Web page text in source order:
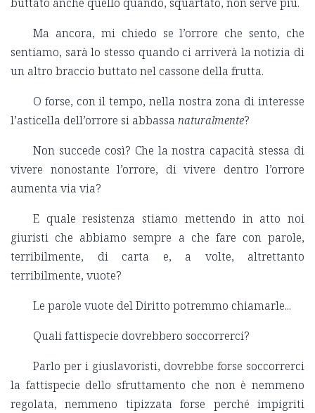
Ma ancora, mi chiedo se l’orrore che sento, che
sentiamo, sarà lo stesso quando ci arriverà la notizia di
un altro braccio buttato nel cassone della frutta.
O forse, con il tempo, nella nostra zona di interesse
l’asticella dell’orrore si abbassa naturalmente?
Non succede così? Che la nostra capacità stessa di
vivere nonostante l’orrore, di vivere dentro l’orrore
aumenta via via?
E quale resistenza stiamo mettendo in atto noi
giuristi che abbiamo sempre a che fare con parole,
terribilmente, di carta e, a volte, altrettanto
terribilmente, vuote?
Le parole vuote del Diritto potremmo chiamarle...
Quali fattispecie dovrebbero soccorrerci?
Parlo per i giuslavoristi, dovrebbe forse soccorrerci
la fattispecie dello sfruttamento che non è nemmeno
regolata, nemmeno tipizzata forse perché impigriti